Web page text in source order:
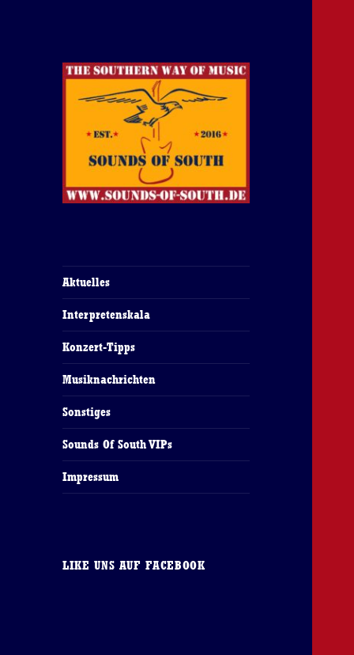
Aktuelles
Interpretenskala
Konzert-Tipps
Musiknachrichten
Sonstiges
Sounds Of South VIPs
Impressum
LIKE UNS AUF FACEBOOK